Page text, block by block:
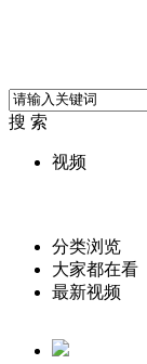
搜 索
视频
分类浏览
大家都在看
最新视频